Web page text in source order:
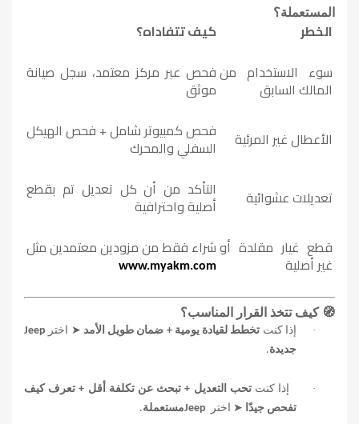
المستعملة؟
الخطر
كيف تتفاداه؟
سوء الاستخدام من
المالك السابق
فحص عبر مركز معتمد، سجل صيانة
موثق
الأعطال غير المرئية فحص كمبيوتر شامل + فحص الهيكل
السفلي والمحرك
تعديلات عشوائية التأكد من أن كل تعديل تم بقطع
أصلية واحترافية
قطع غيار مقلدة أو
غير أصلية
شراء فقط من مزودين معتمدين مثل
www.myakm.com
🧭 كيف تتخذ القرار المناسب؟
· إذا كنت تخطط لقيادة يومية + ضمان طويل الأمد ➤ اختر Jeep
جديدة.
· إذا كنتتحب التعديل + تبحث عن تكلفة أقل + تعرف كيف
تفحص جيدًا ➤ اختر Jeepمستعملة.